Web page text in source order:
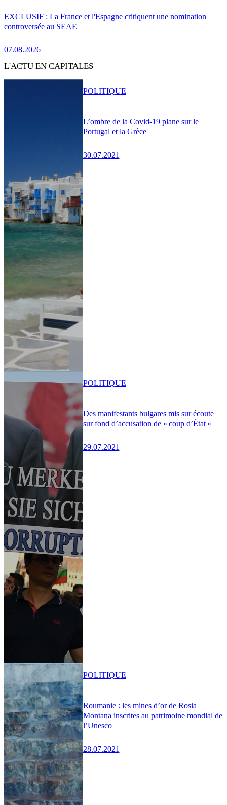
EXCLUSIF : La France et l'Espagne critiquent une nomination
controversée au SEAE
07.08.2026
L'ACTU EN CAPITALES
L’ombre de la Covid-19 plane sur le
Portugal et la Grèce
30.07.2021
POLITIQUE
Des manifestants bulgares mis sur écoute
sur fond d’accusation de « coup d’État »
29.07.2021
POLITIQUE
Roumanie : les mines d’or de Rosia
Montana inscrites au patrimoine mondial de
l’Unesco
28.07.2021
POLITIQUE